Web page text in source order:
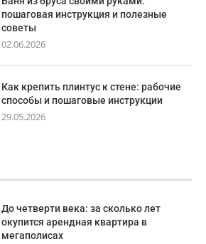
пошаговая инструкция и полезные
советы
02.06.2026
Как крепить плинтус к стене: рабочие
способы и пошаговые инструкции
29.05.2026
До четверти века: за сколько лет
окупится арендная квартира в
мегаполисах